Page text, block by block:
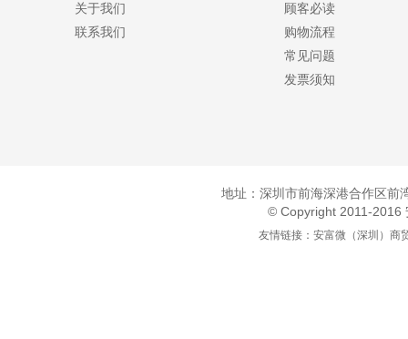
关于我们
联系我们
顾客必读
购物流程
常见问题
发票须知
地址：深圳市前海深港合作区前
© Copyright 2011-2016
友情链接： 安富微（深圳）商